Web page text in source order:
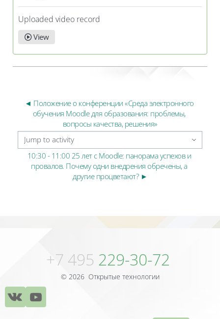
Uploaded video record
View
◄ Положение о конференции «Среда электронного
обучения Moodle для образования: проблемы,
вопросы качества, решения»
Jump to activity
10:30 - 11:00 25 лет с Moodle: панорама успехов и
провалов. Почему одни внедрения обречены, а
другие процветают? ►
+7 495 229-30-72
© 2026 Открытые технологии